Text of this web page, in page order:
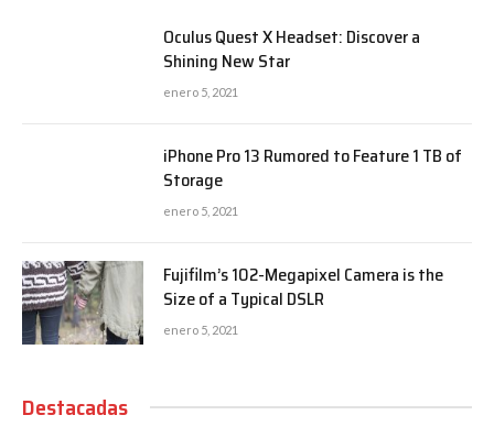
Oculus Quest X Headset: Discover a
Shining New Star
enero 5, 2021
iPhone Pro 13 Rumored to Feature 1 TB of
Storage
enero 5, 2021
Fujifilm’s 102-Megapixel Camera is the
Size of a Typical DSLR
enero 5, 2021
Destacadas